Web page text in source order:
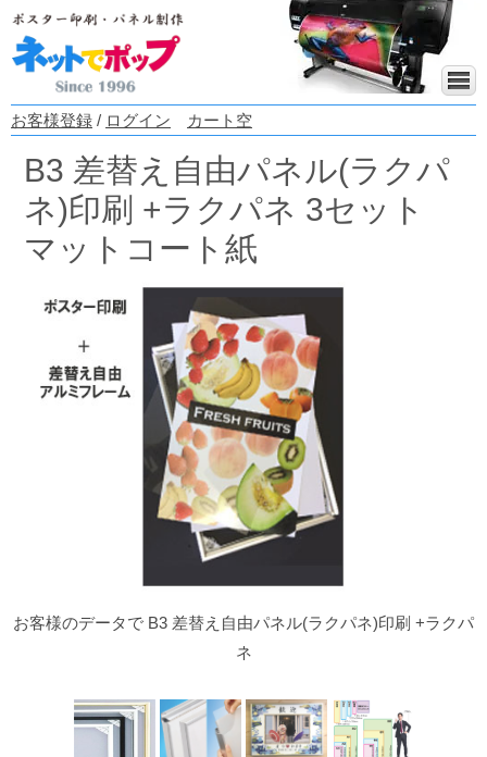
お客様登録 / ログイン カート空
B3 差替え自由パネル(ラクパ
ネ)印刷 +ラクパネ 3セット
マットコート紙
お客様のデータで B3 差替え自由パネル(ラクパネ)印刷 +ラクパ
ネ